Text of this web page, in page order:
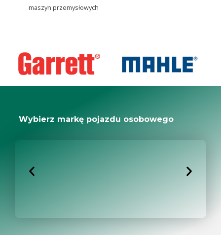
maszyn przemysłowych
Wybierz markę pojazdu osobowego